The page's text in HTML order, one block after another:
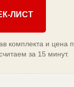
ЛИСТ
комплекта и цена
за 15 минут.